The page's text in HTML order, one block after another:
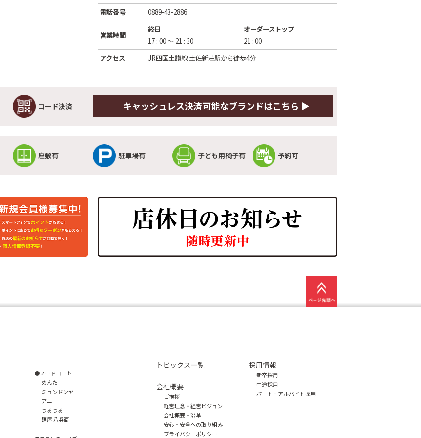
電話番号 0889-43-2886
営業時間
終日
17 : 00 ～ 21 : 30
オーダーストップ
21 : 00
アクセス
JR四国土讃線 土佐新荘駅から徒歩4分
コード決済 キャッシュレス決済可能なブランドはこちら ▶
座敷有 駐車場有 子ども用椅子有 予約可
●フードコート
めんた
ミョンドンヤ
アニー
つるつる
麺屋 八兵衛
トピックス一覧
会社概要
ご挨拶
経営理念・経営ビジョン
会社概要・沿革
安心・安全への取り組み
プライバシーポリシー
採用情報
新卒採用
中途採用
パート・アルバイト採用